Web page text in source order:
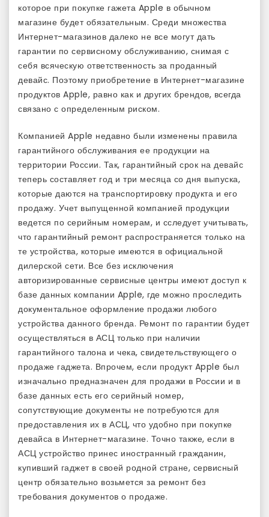
которое при покупке гажета Apple в обычном
магазине будет обязательным. Среди множества
Интернет-магазинов далеко не все могут дать
гарантии по сервисному обслуживанию, снимая с
себя всяческую ответственность за проданный
девайс. Поэтому приобретение в Интернет-магазине
продуктов Apple, равно как и других брендов, всегда
связано с определенным риском.
Компанией Apple недавно были изменены правила
гарантийного обслуживания ее продукции на
территории России. Так, гарантийный срок на девайс
теперь составляет год и три месяца со дня выпуска,
которые даются на транспортировку продукта и его
продажу. Учет выпущенной компанией продукции
ведется по серийным номерам, и сследует учитывать,
что гарантийный ремонт распространяется только на
те устройства, которые имеются в официальной
дилерской сети. Все без исключения
авторизированные сервисные центры имеют доступ к
базе данных компании Apple, где можно проследить
документальное оформление продажи любого
устройства данного бренда. Ремонт по гарантии будет
осуществляться в АСЦ только при наличии
гарантийного талона и чека, свидетельствующего о
продаже гаджета. Впрочем, если продукт Apple был
изначально предназначен для продажи в России и в
базе данных есть его серийный номер,
сопутствующие документы не потребуются для
предоставления их в АСЦ, что удобно при покупке
девайса в Интернет-магазине. Точно также, если в
АСЦ устройство принес иностранный гражданин,
купивший гаджет в своей родной стране, сервисный
центр обязательно возьмется за ремонт без
требования документов о продаже.